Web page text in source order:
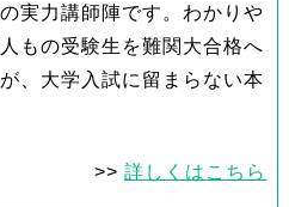
実力講師陣です。わかりや
もの受験生を難関大合格へ
、大学入試に留まらない本
>>詳しくはこちら